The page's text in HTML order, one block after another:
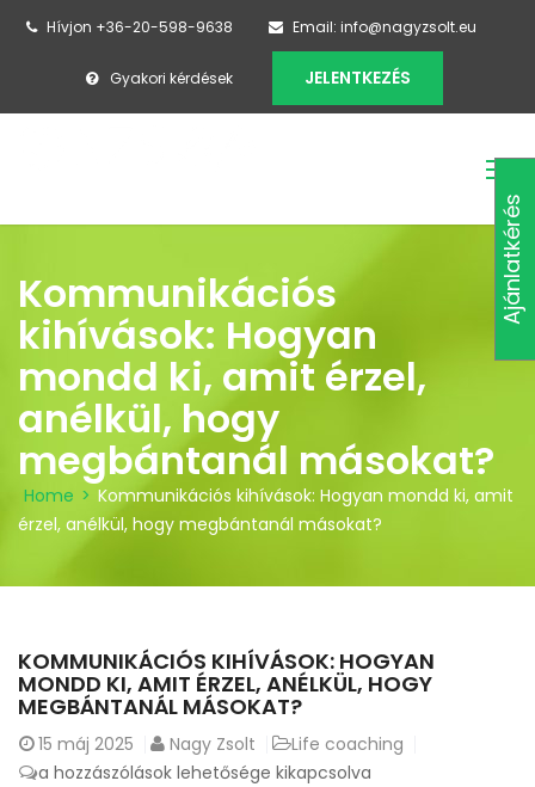
Hívjon +36-20-598-9638 Email: info@nagyzsolt.eu
Gyakori kérdések JELENTKEZÉS
Kommunikációs
kihívások: Hogyan
mondd ki, amit érzel,
anélkül, hogy
megbántanál másokat?
Home > Kommunikációs kihívások: Hogyan mondd ki, amit
érzel, anélkül, hogy megbántanál másokat?
KOMMUNIKÁCIÓS KIHÍVÁSOK: HOGYAN
MONDD KI, AMIT ÉRZEL, ANÉLKÜL, HOGY
MEGBÁNTANÁL MÁSOKAT?
15 máj 2025 Nagy Zsolt
Life coaching
Kommunikációs
a hozzászólások lehetősége kikapcsolva
Ajánlatkérés